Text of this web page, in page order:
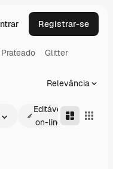
Registrar-se
Prateado Glitter
Relevância
Editável
on-line